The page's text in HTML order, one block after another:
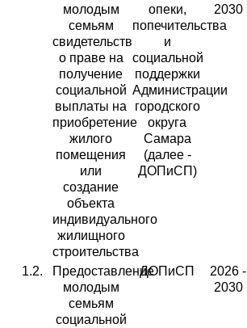
молодым
семьям
свидетельств
о праве на
получение
социальной
выплаты на
приобретение
жилого
помещения
или
создание
объекта
индивидуального
жилищного
строительства
опеки,
попечительства
и
социальной
поддержки
Администрации
городского
округа
Самара
(далее -
ДОПиСП)
2030
1.2.
Предоставление
молодым
семьям
социальной
ДОПиСП
2026 -
2030